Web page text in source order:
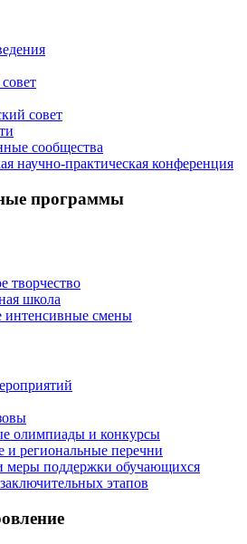
совет
сообщества
научно-практическая конференция
программы
творчество
школа
смены
олимпиады и конкурсы
и региональные перечни
меры поддержки обучающихся
этапов